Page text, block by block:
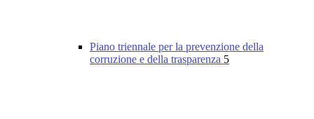
Piano triennale per la prevenzione della
corruzione e della trasparenza 5